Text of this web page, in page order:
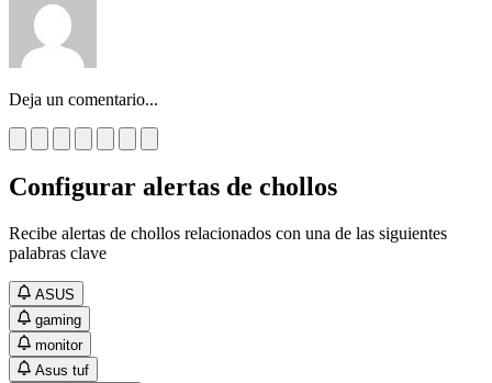
Deja un comentario...
Configurar alertas de chollos
Recibe alertas de chollos relacionados con una de las siguientes
palabras clave
ASUS
gaming
monitor
Asus tuf